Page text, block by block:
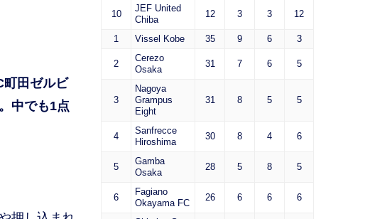
田ゼルビ
中でも1点
10
JEF United
Chiba
12 3 3 12
1 Vissel Kobe 35 9 6 3
2
Cerezo
Osaka
31 7 6 5
3
Nagoya
Grampus
Eight
31 8 5 5
4
Sanfrecce
Hiroshima
30 8 4 6
5
Gamba
Osaka
28 5 8 5
6
Fagiano
Okayama FC
26 6 6 6